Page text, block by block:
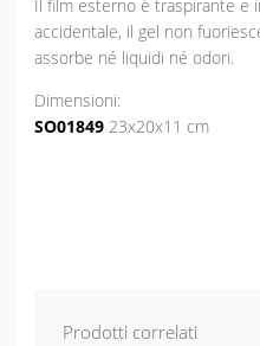
Il film esterno è traspirante e
accidentale, il gel non
assorbe né liquidi né odori.
Dimensioni:
SO01849 23x20x11 cm
Prodotti correlati